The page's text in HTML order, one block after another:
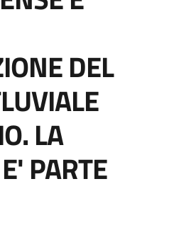
DEL
LA
PARTE